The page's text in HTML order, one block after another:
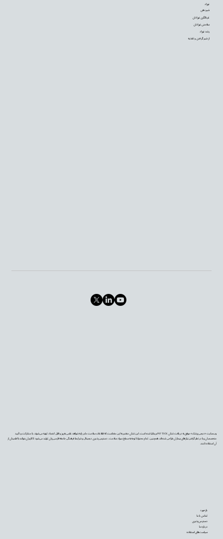
وب‌سایت «دیجی‌پزشک» موفق به دریافت نشان PIF TICK بریتانیا شده است. این نشان معتبر به این معناست که اطلاعات سلامت ما بر پایه شواهد علمی به‌روز و قابل اعتماد تهیه می‌شوند، با مشارکت و تأیید
متخصصان و با در نظر گرفتن نیازهای بیماران طراحی شده‌اند. همچنین، تمام محتوا با توجه به سطح سواد سلامت، دسترس‌پذیری دیجیتال و شرایط فرهنگی جامعه فارسی‌زبان تولید می‌شود تا کاربران بتوانند با اطمینان از
آن استفاده کنند.
بازخورد
تماس با ما
دسترس‌پذیری
درباره ما
سیاست‌های استفاده
نوزاد
شیردهی
غربالگری نوزادان
سلامتی نوزادان
رشد نوزاد
از شیر گرفتن و تغذیه